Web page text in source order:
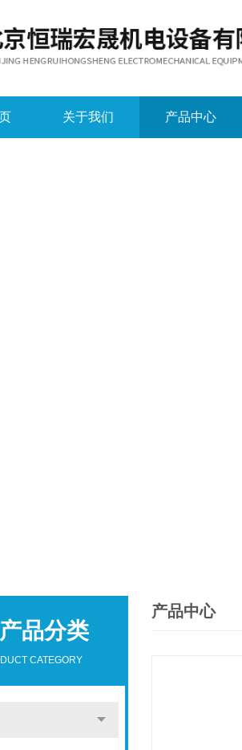
关于我们 产品中心
产品分类
CATEGORY
产品中心